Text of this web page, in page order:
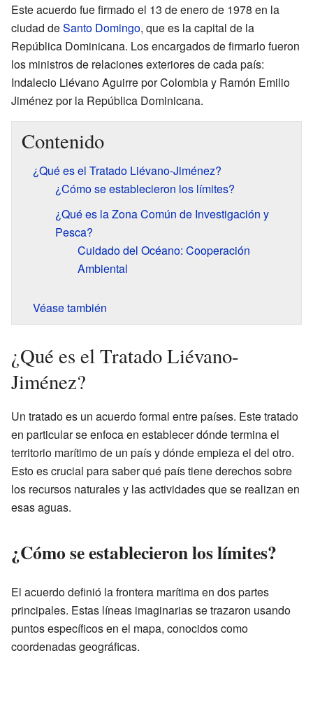
Este acuerdo fue firmado el 13 de enero de 1978 en la
ciudad deSanto Domingo, que es la capital de la
República Dominicana. Los encargados de firmarlo fueron
los ministros de relaciones exteriores de cada país:
Indalecio Liévano Aguirre por Colombia y Ramón Emilio
Jiménez por la República Dominicana.
Contenido
¿Qué es el Tratado Liévano-Jiménez?
¿Cómo se establecieron los límites?
¿Qué es la Zona Común de Investigación y
Pesca?
Cuidado del Océano: Cooperación
Ambiental
Véase también
¿Qué es el Tratado Liévano-
Jiménez?
Un tratado es un acuerdo formal entre países. Este tratado
en particular se enfoca en establecer dónde termina el
territorio marítimo de un país y dónde empieza el del otro.
Esto es crucial para saber qué país tiene derechos sobre
los recursos naturales y las actividades que se realizan en
esas aguas.
¿Cómo se establecieron los límites?
El acuerdo definió la frontera marítima en dos partes
principales. Estas líneas imaginarias se trazaron usando
puntos específicos en el mapa, conocidos como
coordenadas geográficas.